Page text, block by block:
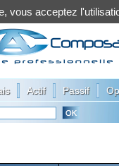
Actif Passif
vous acceptez